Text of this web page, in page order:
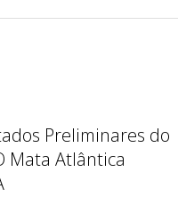
Preliminares do
Mata Atlântica